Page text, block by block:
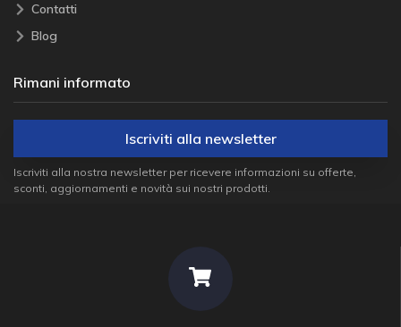
Contatti
Blog
Rimani informato
Iscriviti alla newsletter
Iscriviti alla nostra newsletter per ricevere informazioni su offerte,
sconti, aggiornamenti e novità sui nostri prodotti.